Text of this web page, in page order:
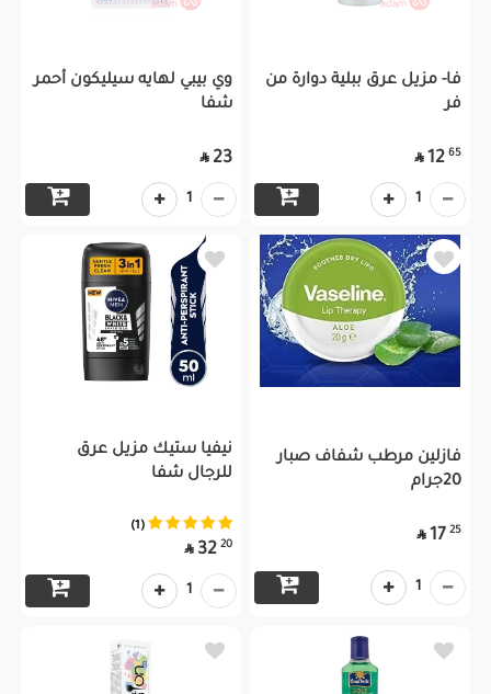
فا- مزيل عرق ببلية دوارة من
فر
65
12

1
وي بيبي لهايه سيليكون أحمر
شفا
23

1
فازلين مرطب شفاف صبار
20جرام
25
17

1
نيفيا ستيك مزيل عرق
للرجال شفا
(1)
20
32

1